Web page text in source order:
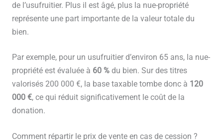
de l’usufruitier. Plus il est âgé, plus la nue-propriété
représente une part importante de la valeur totale du
bien.
Par exemple, pour un usufruitier d’environ 65 ans, la nue-
propriété est évaluée à 60 %du bien. Sur des titres
valorisés 200 000 €, la base taxable tombe donc à 120
000 €, ce qui réduit significativement le coût de la
donation.
Comment répartir le prix de vente en cas de cession ?